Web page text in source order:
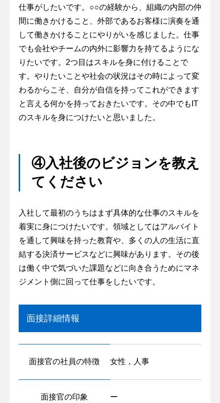
仕事がしたいです。○○の経験から、組織の内部の仲
間に働きかけること、外部であるお客様に演奏を通
して働きかけることにやりがいを感じました。仕事
でも会社やチームの内外に影響力を持てるようにな
りたいです。2つ目はスキルを身に付けることで
す。やりたいことや社会の状況はその時によって変
わるからこそ、自分が自信を持ってこれができます
と言える何かを持っておきたいです。その中でもIT
のスキルを身につけたいと思いました。
④入社後のビジョンを教え
てください
入社して最初のうちはまず具体的な仕事のスキルを
着実に身につけたいです。領域としてはアルバイト
を通して興味を持った教育や、多くの人の生活に直
結する決済サービスなどに興味があります。その後
は働く中で気づいた課題などに向き合うためにマネ
ジメント側に回って仕事をしたいです。
面接詳細情報
面接官の社員の特徴 女性，人事
面接官の印象 ー